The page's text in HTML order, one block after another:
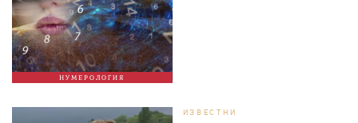
НУМЕРОЛОГИЯ
ИЗВЕСТНИ